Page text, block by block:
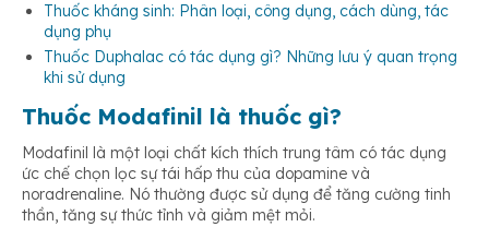
Thuốc kháng sinh: Phân loại, công dụng, cách dùng, tác
dụng phụ
Thuốc Duphalac có tác dụng gì? Những lưu ý quan trọng
khi sử dụng
Thuốc Modafinil là thuốc gì?
Modafinil là một loại chất kích thích trung tâm có tác dụng
ức chế chọn lọc sự tái hấp thu của dopamine và
noradrenaline. Nó thường được sử dụng để tăng cường tinh
thần, tăng sự thức tỉnh và giảm mệt mỏi.